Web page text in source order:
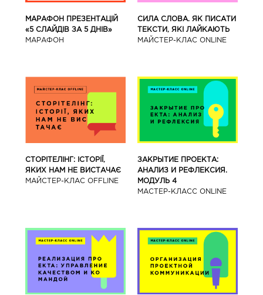
МАРАФОН ПРЕЗЕНТАЦІЙ
«5 СЛАЙДІВ ЗА 5 ДНІВ»
МАРАФОН
СИЛА СЛОВА. ЯК ПИСАТИ
ТЕКСТИ, ЯКІ ЛАЙКАЮТЬ
МАЙСТЕР-КЛАС ONLINE
СТОРІТЕЛІНГ: ІСТОРІЇ,
ЯКИХ НАМ НЕ ВИСТАЧАЄ
МАЙСТЕР-КЛАС OFFLINE
ЗАКРЫТИЕ ПРОЕКТА:
АНАЛИЗ И РЕФЛЕКСИЯ.
МОДУЛЬ 4
МАСТЕР-КЛАСС ONLINE